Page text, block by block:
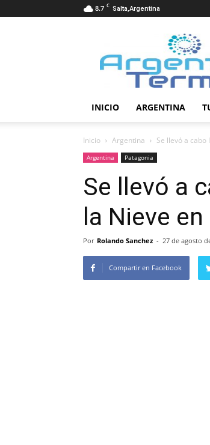
8.7 C Salta,Argentina
INICIO ARGENTINA
Inicio Argentina Se llevó a
Argentina Patagonia
Se llevó a
la Nieve
Por Rolando Sanchez - 27 de agosto
Compartir en Facebook